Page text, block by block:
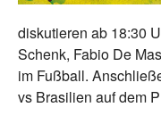
diskutieren ab 18:30
Schenk, Fabio De
im Fußball.
vs Brasilien auf dem